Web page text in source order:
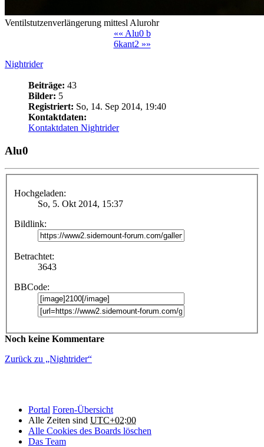
Ventilstutzenverlängerung mittesl Alurohr
«« Alu0 b
6kant2 »»
Nightrider
Beiträge: 43
Bilder: 5
Registriert: So, 14. Sep 2014, 19:40
Kontaktdaten:
Kontaktdaten Nightrider
Alu0
Hochgeladen:
So, 5. Okt 2014, 15:37
Bildlink:
Betrachtet:
3643
BBCode:
Noch keine Kommentare
Zurück zu „Nightrider“
Portal Foren-Übersicht
Alle Zeiten sind UTC+02:00
Alle Cookies des Boards löschen
Das Team